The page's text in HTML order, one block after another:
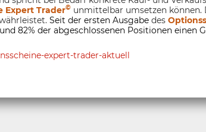
Expert Trader© unmittelbar umsetzen
Seit der ersten Ausgabe des
82% der abgeschlossenen Positionen einen
expert-trader-aktuell